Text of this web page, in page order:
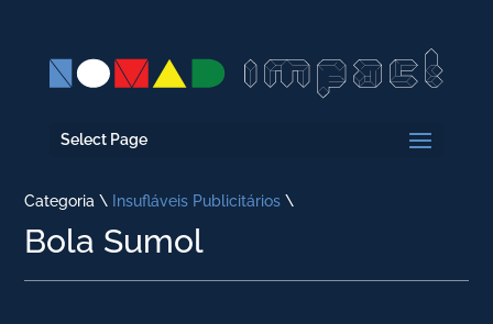
Select Page
Categoria \ Insufláveis Publicitários \
Bola Sumol